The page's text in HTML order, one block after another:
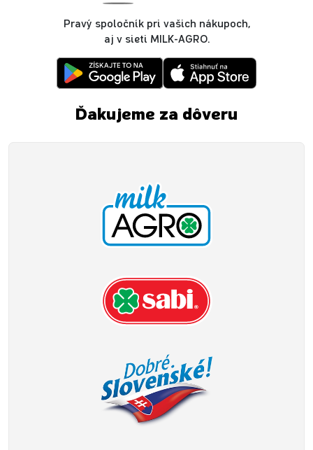
Pravý spoločník pri vašich nákupoch,
aj v sieti MILK-AGRO.
Ďakujeme za dôveru